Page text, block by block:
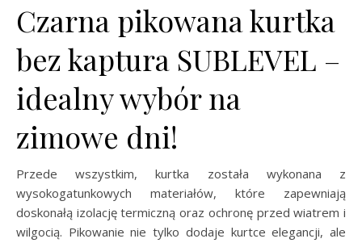
Czarna pikowana kurtka
bez kaptura SUBLEVEL –
idealny wybór na
zimowe dni!
Przede wszystkim, kurtka została wykonana z
wysokogatunkowych materiałów, które zapewniają
doskonałą izolację termiczną oraz ochronę przed wiatrem i
wilgocią. Pikowanie nie tylko dodaje kurtce elegancji, ale